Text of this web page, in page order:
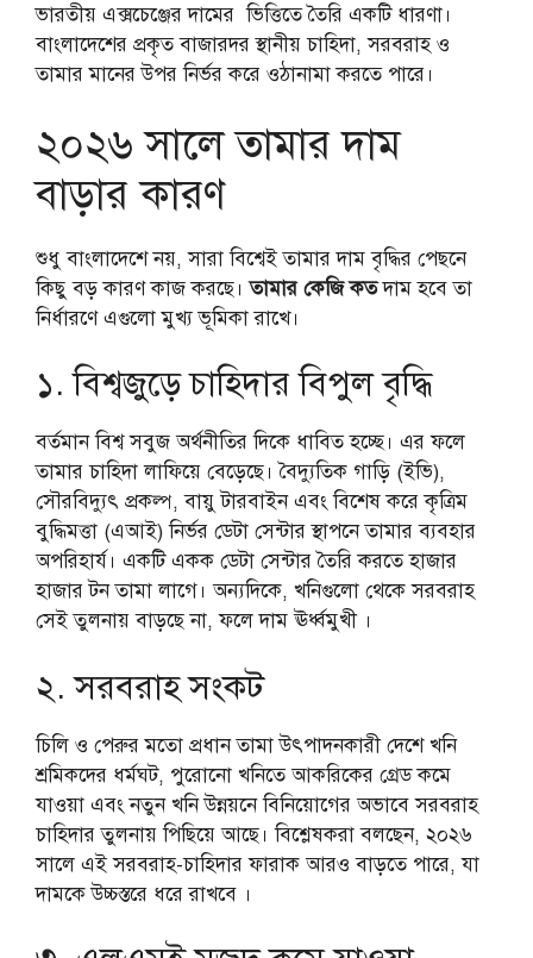
ভারতীয় এক্সচেঞ্জের দামের ভিত্তিতে তৈরি একটি ধারণা।
বাংলাদেশের প্রকৃত বাজারদর স্থানীয় চাহিদা, সরবরাহ ও
তামার মানের উপর নির্ভর করে ওঠানামা করতে পারে।
২০২৬ সালে তামার দাম
বাড়ার কারণ
শুধু বাংলাদেশে নয়, সারা বিশ্বেই তামার দাম বৃদ্ধির পেছনে
কিছু বড় কারণ কাজ করছে।তামার কেজি কতদাম হবে তা
নির্ধারণে এগুলো মুখ্য ভূমিকা রাখে।
১. বিশ্বজুড়ে চাহিদার বিপুল বৃদ্ধি
বর্তমান বিশ্ব সবুজ অর্থনীতির দিকে ধাবিত হচ্ছে। এর ফলে
তামার চাহিদা লাফিয়ে বেড়েছে। বৈদ্যুতিক গাড়ি (ইভি),
সৌরবিদ্যুৎ প্রকল্প, বায়ু টারবাইন এবং বিশেষ করে কৃত্রিম
বুদ্ধিমত্তা (এআই) নির্ভর ডেটা সেন্টার স্থাপনে তামার ব্যবহার
অপরিহার্য। একটি একক ডেটা সেন্টার তৈরি করতে হাজার
হাজার টন তামা লাগে। অন্যদিকে, খনিগুলো থেকে সরবরাহ
সেই তুলনায় বাড়ছে না, ফলে দাম ঊর্ধ্বমুখী ।
২. সরবরাহ সংকট
চিলি ও পেরুর মতো প্রধান তামা উৎপাদনকারী দেশে খনি
শ্রমিকদের ধর্মঘট, পুরোনো খনিতে আকরিকের গ্রেড কমে
যাওয়া এবং নতুন খনি উন্নয়নে বিনিয়োগের অভাবে সরবরাহ
চাহিদার তুলনায় পিছিয়ে আছে। বিশ্লেষকরা বলছেন, ২০২৬
সালে এই সরবরাহ-চাহিদার ফারাক আরও বাড়তে পারে, যা
দামকে উচ্চস্তরে ধরে রাখবে ।